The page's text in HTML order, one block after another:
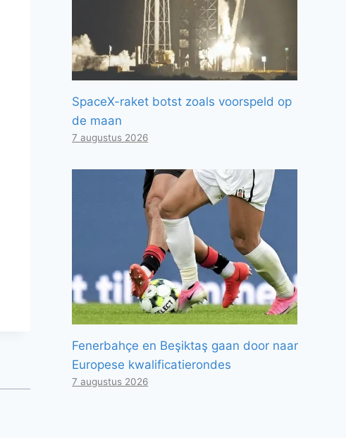
SpaceX-raket botst zoals voorspeld op
de maan
7 augustus 2026
Fenerbahçe en Beşiktaş gaan door naar
Europese kwalificatierondes
7 augustus 2026